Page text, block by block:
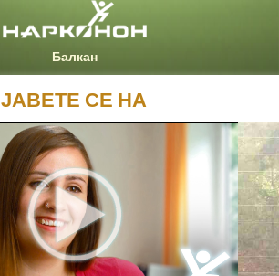
English
Сите региони/јазици
ЈАВЕТЕ СЕ НА